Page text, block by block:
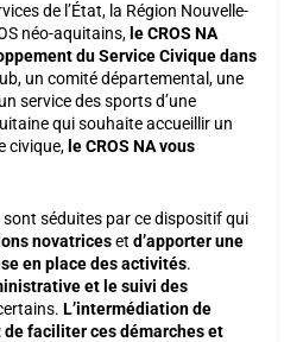
de l’État, la Région Nouvelle-
néo-aquitains, le CROS NA
du Service Civique dans
un comité départemental, une
service des sports d’une
qui souhaite accueillir un
civique, le CROS NA vous
séduites par ce dispositif qui
novatricesetd’apporter une
en place des activités.
et le suivi des
L’intermédiation de
faciliter ces démarches et